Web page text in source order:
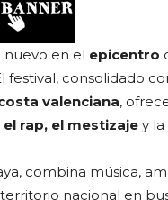
nuevo en el epicentro
festival, consolidado
valenciana,
el rap, el mestizaje y la
combina música,
nacional en